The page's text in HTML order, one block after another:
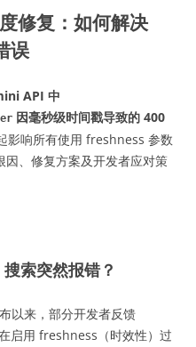
修复：如何解决
误
API 中
因毫秒级时间戳导致的 400
影响所有使用 freshness 参数
因、修复方案及开发者应对策
索突然报错？
以来，部分开发者反馈
启用 freshness（时效性）过